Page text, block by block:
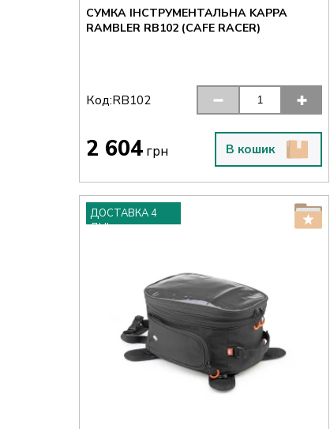
СУМКА ІНСТРУМЕНТАЛЬНА KAPPA
RAMBLER RB102 (CAFE RACER)
Код:RB102
2 604 грн В кошик
ДОСТАВКА 4
ДНІ